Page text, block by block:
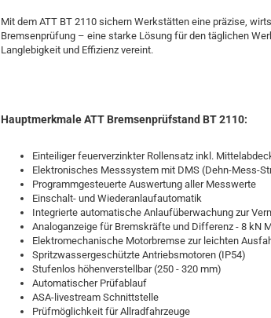
Mit dem ATT BT 2110 sichern Werkstätten eine präzise,
Bremsenprüfung – eine starke Lösung für den täglichen
Langlebigkeit und Effizienz vereint.
Hauptmerkmale ATT Bremsenprüfstand BT 2110:
Einteiliger feuerverzinkter Rollensatz inkl.
Elektronisches Messsystem mit DMS (Dehn-Mess-
Programmgesteuerte Auswertung aller Messwerte
Einschalt- und Wiederanlaufautomatik
Integrierte automatische Anlaufüberwachung zur
Analoganzeige für Bremskräfte und Differenz - 8 kN
Elektromechanische Motorbremse zur leichten
Spritzwassergeschützte Antriebsmotoren (IP54)
Stufenlos höhenverstellbar (250 - 320 mm)
Automatischer Prüfablauf
ASA-livestream Schnittstelle
Prüfmöglichkeit für Allradfahrzeuge